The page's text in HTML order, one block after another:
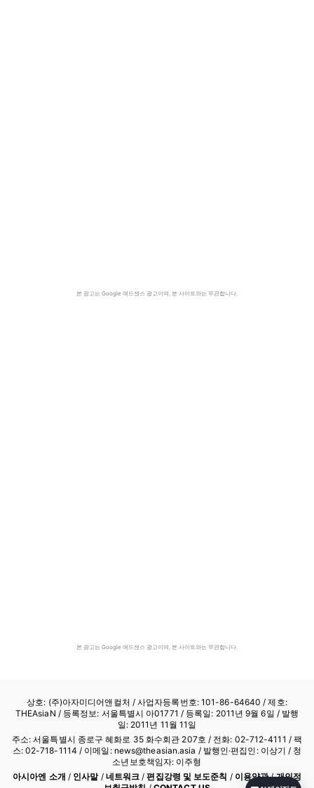
본 광고는 Google 애드센스 광고이며, 본 사이트와는 무관합니다.
본 광고는 Google 애드센스 광고이며, 본 사이트와는 무관합니다.
상호: (주)아자미디어앤컬처 /사업자등록번호: 101-86-64640 / 제호:
THEAsiaN / 등록정보: 서울특별시 아01771 / 등록일: 2011년 9월 6일 / 발행
일: 2011년 11월 11일
주소: 서울특별시 종로구 혜화로 35 화수회관 207호 / 전화: 02-712-4111 / 팩
스: 02-718-1114 / 이메일: news@theasian.asia / 발행인·편집인: 이상기 / 청
소년보호책임자: 이주형
아시아엔 소개 / 인사말/ 네트워크 /편집강령 및 보도준칙 / 이용약관/개인정